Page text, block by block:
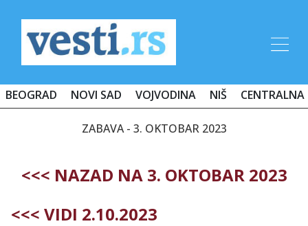
BEOGRAD NOVI SAD VOJVODINA NIŠ CENTRALNA
ZABAVA - 3. OKTOBAR 2023
<<< NAZAD NA 3. OKTOBAR 2023
<<< VIDI 2.10.2023